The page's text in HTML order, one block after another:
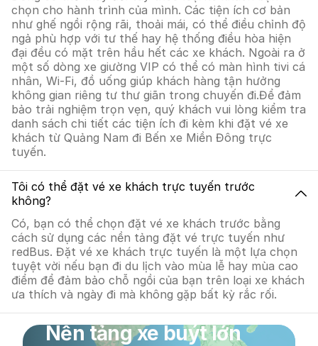
chọn cho hành trình của mình. Các tiện ích cơ bản
như ghế ngồi rộng rãi, thoải mái, có thể điều chỉnh độ
ngả phù hợp với tư thế hay hệ thống điều hòa hiện
đại đều có mặt trên hầu hết các xe khách. Ngoài ra ở
một số dòng xe giường VIP có thể có màn hình tivi cá
nhân, Wi-Fi, đồ uống giúp khách hàng tận hưởng
không gian riêng tư thư giãn trong chuyến đi.Để đảm
bảo trải nghiệm trọn vẹn, quý khách vui lòng kiểm tra
danh sách chi tiết các tiện ích đi kèm khi đặt vé xe
khách từ Quảng Nam đi Bến xe Miền Đông trực
tuyến.
Tôi có thể đặt vé xe khách trực tuyến trước
không?
Có, bạn có thể chọn đặt vé xe khách trước bằng
cách sử dụng các nền tảng đặt vé trực tuyến như
redBus. Đặt vé xe khách trực tuyến là một lựa chọn
tuyệt vời nếu bạn đi du lịch vào mùa lễ hay mùa cao
điểm để đảm bảo chỗ ngồi của bạn trên loại xe khách
ưa thích và ngày đi mà không gặp bất kỳ rắc rối.
Nền tảng xe buýt lớn